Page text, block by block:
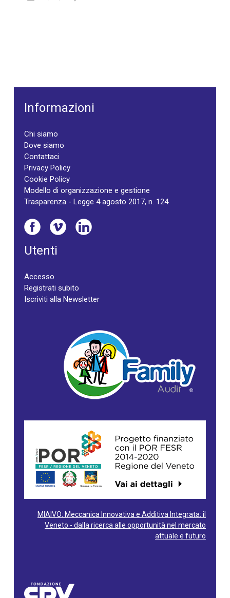
Informazioni
Chi siamo
Dove siamo
Contattaci
Privacy Policy
Cookie Policy
Modello di organizzazione e gestione
Trasparenza - Legge 4 agosto 2017, n. 124
Utenti
Accesso
Registrati subito
Iscriviti alla Newsletter
MIAIVO: Meccanica Innovativa e Additiva Integrata: il
Veneto - dalla ricerca alle opportunità nel mercato
attuale e futuro